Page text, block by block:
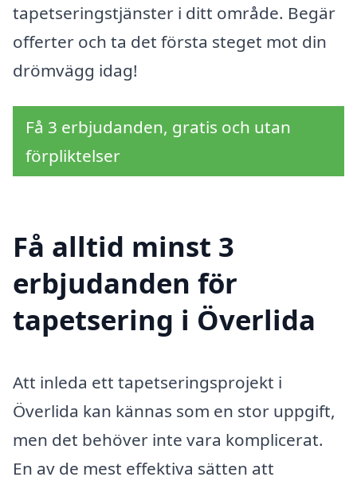
tapetseringstjänster i ditt område. Begär
offerter och ta det första steget mot din
drömvägg idag!
Få 3 erbjudanden, gratis och utan
förpliktelser
Få alltid minst 3
erbjudanden för
tapetsering i Överlida
Att inleda ett tapetseringsprojekt i
Överlida kan kännas som en stor uppgift,
men det behöver inte vara komplicerat.
En av de mest effektiva sätten att